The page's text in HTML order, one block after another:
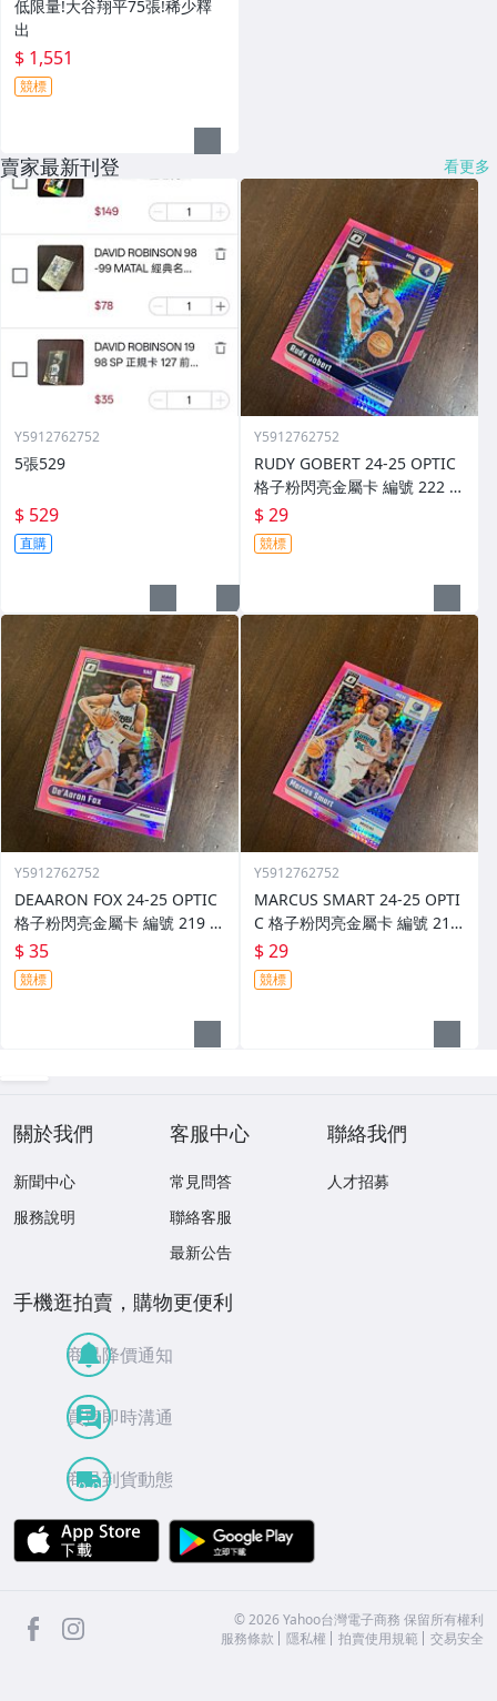
低限量!大谷翔平75張!稀少釋
出
$ 1,551
競標
賣家最新刊登 看更多
Y5912762752
5張529
$ 529
直購
Y5912762752
RUDY GOBERT 24-25 OPTIC
格子粉閃亮金屬卡 編號 222 前
後圖
$ 29
競標
Y5912762752
DEAARON FOX 24-25 OPTIC
格子粉閃亮金屬卡 編號 219 前
後圖
$ 35
競標
Y5912762752
MARCUS SMART 24-25 OPTI
C 格子粉閃亮金屬卡 編號 213
前後圖
$ 29
競標
關於我們
新聞中心
服務說明
客服中心
常見問答
聯絡客服
最新公告
聯絡我們
人才招募
手機逛拍賣，購物更便利
商品降價通知
買賣即時溝通
商品到貨動態
APP Store
facebook ©2026 Yahoo台灣電子商務 保留所有權利
服務條款
隱私權 拍賣使用規範 交易安全